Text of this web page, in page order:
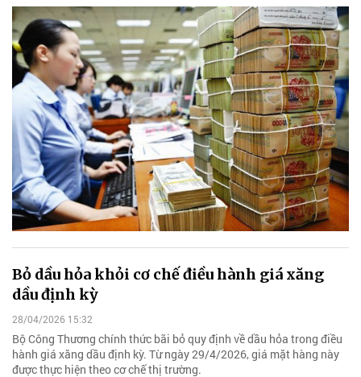
Bỏ dầu hỏa khỏi cơ chế điều hành giá xăng
dầu định kỳ
28/04/2026 15:32
Bộ Công Thương chính thức bãi bỏ quy định về dầu hỏa trong điều
hành giá xăng dầu định kỳ. Từ ngày 29/4/2026, giá mặt hàng này
được thực hiện theo cơ chế thị trường.